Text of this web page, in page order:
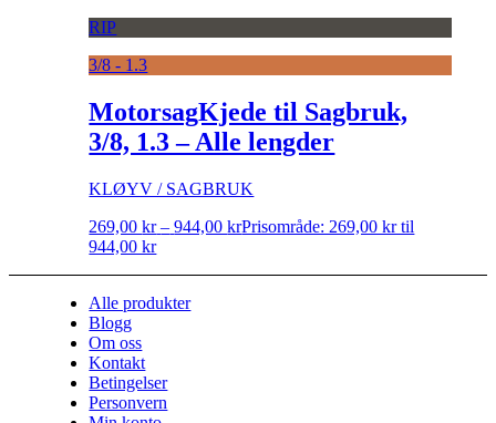
RIP
3/8 - 1.3
MotorsagKjede til Sagbruk,
3/8, 1.3 – Alle lengder
KLØYV / SAGBRUK
269,00kr – 944,00krPrisområde: 269,00 kr til
944,00 kr
Alle produkter
Blogg
Om oss
Kontakt
Betingelser
Personvern